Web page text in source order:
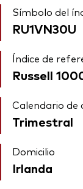
Símbolo del
RU1VN30U
Índice de
Russell
Calendario de
Trimestral
Domicilio
Irlanda